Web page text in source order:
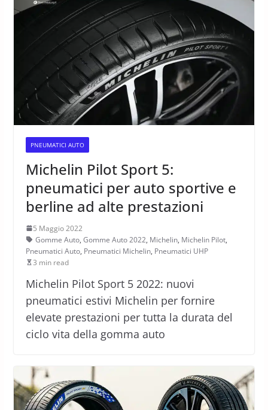
PNEUMATICI AUTO
Michelin Pilot Sport 5:
pneumatici per auto sportive e
berline ad alte prestazioni
5 Maggio 2022
Gomme Auto, Gomme Auto 2022, Michelin, Michelin Pilot,
Pneumatici Auto, Pneumatici Michelin, Pneumatici UHP
3 min read
Michelin Pilot Sport 5 2022: nuovi
pneumatici estivi Michelin per fornire
elevate prestazioni per tutta la durata del
ciclo vita della gomma auto